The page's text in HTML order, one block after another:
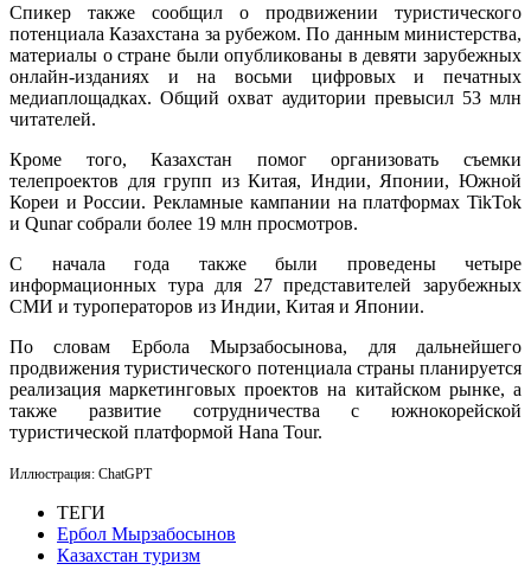
Спикер также сообщил о продвижении туристического
потенциала Казахстана за рубежом. По данным министерства,
материалы о стране были опубликованы в девяти зарубежных
онлайн-изданиях и на восьми цифровых и печатных
медиаплощадках. Общий охват аудитории превысил 53 млн
читателей.
Кроме того, Казахстан помог организовать съемки
телепроектов для групп из Китая, Индии, Японии, Южной
Кореи и России. Рекламные кампании на платформах TikTok
и Qunar собрали более 19 млн просмотров.
С начала года также были проведены четыре
информационных тура для 27 представителей зарубежных
СМИ и туроператоров из Индии, Китая и Японии.
По словам Ербола Мырзабосынова, для дальнейшего
продвижения туристического потенциала страны планируется
реализация маркетинговых проектов на китайском рынке, а
также развитие сотрудничества с южнокорейской
туристической платформой Hana Tour.
Иллюстрация: ChatGPT
ТЕГИ
Ербол Мырзабосынов
Казахстан туризм